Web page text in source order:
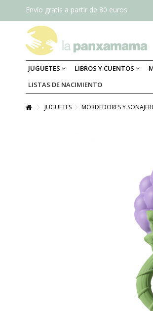
Envío gratis a partir de 80 euros
JUGUETES LIBROS Y CUENTOS
LISTAS DE NACIMIENTO
JUGUETES MORDEDORES Y